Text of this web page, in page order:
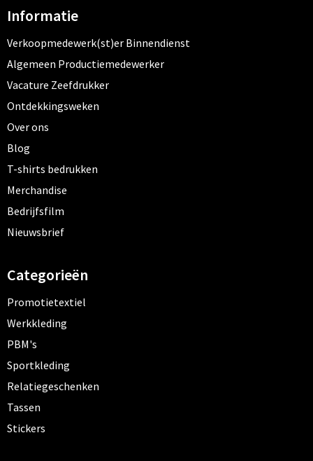
Informatie
Verkoopmedewerk(st)er Binnendienst
Algemeen Productiemedewerker
Vacature Zeefdrukker
Ontdekkingsweken
Over ons
Blog
T-shirts bedrukken
Merchandise
Bedrijfsfilm
Nieuwsbrief
Categorieën
Promotietextiel
Werkkleding
PBM's
Sportkleding
Relatiegeschenken
Tassen
Stickers